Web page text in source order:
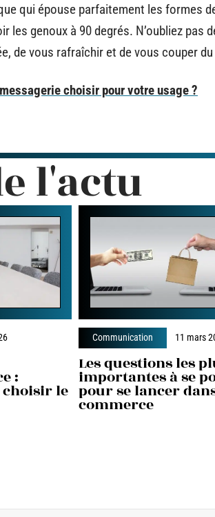
qui épouse parfaitement les formes
genoux à 90 degrés. N’oubliez pas
de vous rafraîchir et de vous couper du
choisir pour votre usage ?
l'actu
:
le
Communication 11 mars
Les questions les
importantes à se
pour se lancer
commerce